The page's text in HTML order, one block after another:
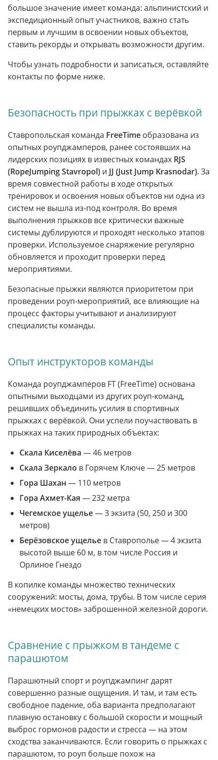
большое значение имеет команда: альпинистский и
экспедиционный опыт участников, важно стать
первым и лучшим в освоении новых объектов,
ставить рекорды и открывать возможности другим.
Чтобы узнать подробности и записаться, оставляйте
контакты по форме ниже.
Безопасность при прыжках с верёвкой
Ставропольская команда FreeTime образована из
опытных роупджамперов, ранее состоявших на
лидерских позициях в известных командах RJS
(RopeJumping Stavropol) и JJ (Just Jump Krasnodar). За
время совместной работы в ходе открытых
тренировок и освоения новых объектов ни одна из
систем не вышла из-под контроля. Во время
выполнения прыжков все критически важные
системы дублируются и проходят несколько этапов
проверки. Используемое снаряжение регулярно
обновляется и проходит проверки перед
мероприятиями.
Безопасные прыжки являются приоритетом при
проведении роуп-мероприятий, все влияющие на
процесс факторы учитывают и анализируют
специалисты команды.
Опыт инструкторов команды
Команда роупджамперов FT (FreeTime) основана
опытными выходцами из других роуп-команд,
решивших объединить усилия в спортивных
прыжках с верёвкой. Они успели поучаствовать в
прыжках на таких природных объектах:
Скала Киселёва — 46 метров
Скала Зеркало в Горячем Ключе — 25 метров
Гора Шахан — 110 метров
Гора Ахмет-Кая — 232 метра
Чегемское ущелье— 3 экзита (50, 250 и 300
метров)
Берёзовское ущелье в Ставрополье — 4 экзита
высотой выше 60 м, в том числе Россия и
Орлиное Гнездо
В копилке команды множество технических
сооружений: мосты, дома, трубы. В том числе серия
«немецких мостов» заброшенной железной дороги.
Сравнение с прыжком в тандеме с
парашютом
Парашютный спорт и роупджампинг дарят
совершенно разные ощущения. И там, и там есть
свободное падение, оба варианта предполагают
плавную остановку с большой скорости и мощный
выброс гормонов радости и стресса — на этом
сходства заканчиваются. Если говорить о прыжках с
парашютом, то роуп больше похож на